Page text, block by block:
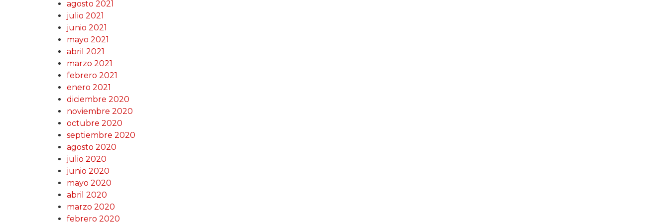
agosto 2021
julio 2021
junio 2021
mayo 2021
abril 2021
marzo 2021
febrero 2021
enero 2021
diciembre 2020
noviembre 2020
octubre 2020
septiembre 2020
agosto 2020
julio 2020
junio 2020
mayo 2020
abril 2020
marzo 2020
febrero 2020